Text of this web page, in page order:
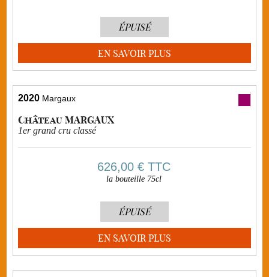
ÉPUISÉ
EN SAVOIR PLUS
2020 Margaux
Château MARGAUX
1er grand cru classé
626,00 € TTC
la bouteille 75cl
ÉPUISÉ
EN SAVOIR PLUS